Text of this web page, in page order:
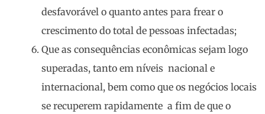
desfavorável o quanto antes para frear o
crescimento do total de pessoas infectadas;
Que as consequências econômicas sejam logo
superadas, tanto em níveis nacional e
internacional, bem como que os negócios locais
se recuperem rapidamente a fim de que o